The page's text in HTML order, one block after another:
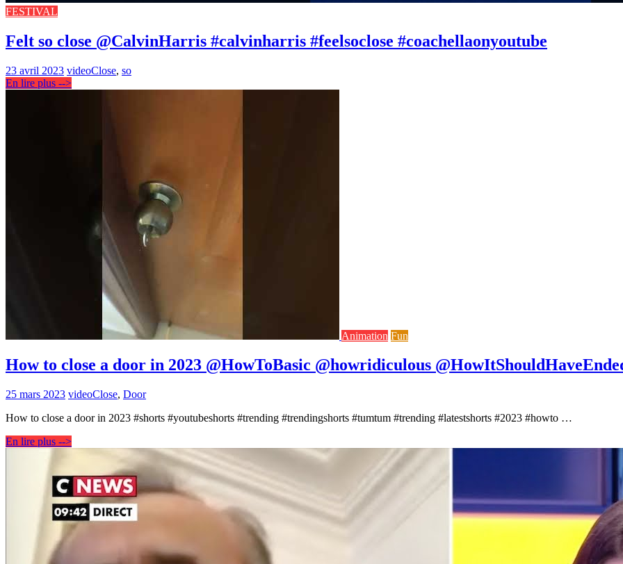
FESTIVAL
Felt so close @CalvinHarris #calvinharris #feelsoclose #coachellaonyoutube
23 avril 2023 videoClose, so
En lire plus -->
Animation Fun
How to close a door in 2023 @HowToBasic @howridiculous
25 mars 2023 videoClose, Door
How to close a door in 2023 #shorts #youtubeshorts #trending #trendingshorts #tumtum #trending #latestshorts #2023 #howto …
En lire plus -->